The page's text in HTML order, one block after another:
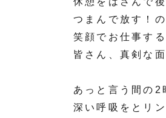
つまんで放す！
笑顔でお仕事す
皆さん、真剣な
あっと言う間の2
深い呼吸をとリ